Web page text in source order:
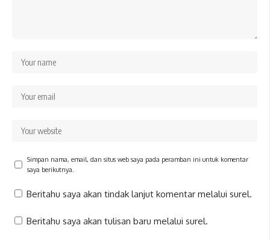
Simpan nama, email, dan situs web saya pada peramban ini untuk komentar
saya berikutnya.
Beritahu saya akan tindak lanjut komentar melalui surel.
Beritahu saya akan tulisan baru melalui surel.